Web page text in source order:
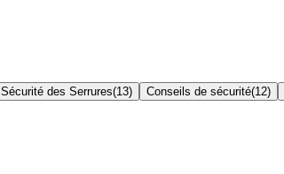
Sécurité des Serrures(13) Conseils de sécurité(12)